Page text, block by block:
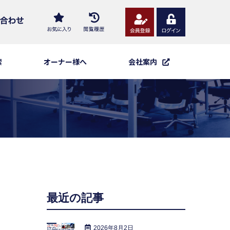
オーナー様へ 会社案内
最近の記事
2026年8月2日